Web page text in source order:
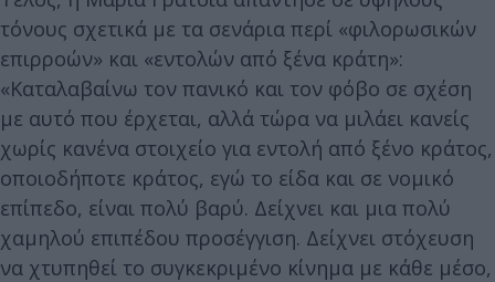
τόνους σχετικά με τα σενάρια περί «φιλορωσικών
επιρροών» και «εντολών από ξένα κράτη»:
«Καταλαβαίνω τον πανικό και τον φόβο σε σχέση
με αυτό που έρχεται, αλλά τώρα να μιλάει κανείς
χωρίς κανένα στοιχείο για εντολή από ξένο κράτος,
οποιοδήποτε κράτος, εγώ το είδα και σε νομικό
επίπεδο, είναι πολύ βαρύ. Δείχνει και μια πολύ
χαμηλού επιπέδου προσέγγιση. Δείχνει στόχευση
να χτυπηθεί το συγκεκριμένο κίνημα με κάθε μέσο,